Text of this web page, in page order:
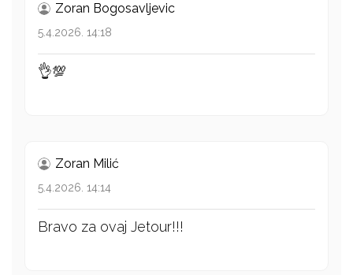
Zoran Bogosavljevic
5.4.2026. 14:18
👌💯
Zoran Milić
5.4.2026. 14:14
Bravo za ovaj Jetour!!!